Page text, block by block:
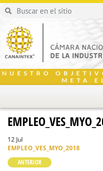
NUESTRO
META
12 Jul
EMPLEO_VES_MYO_2018
ANTERIOR